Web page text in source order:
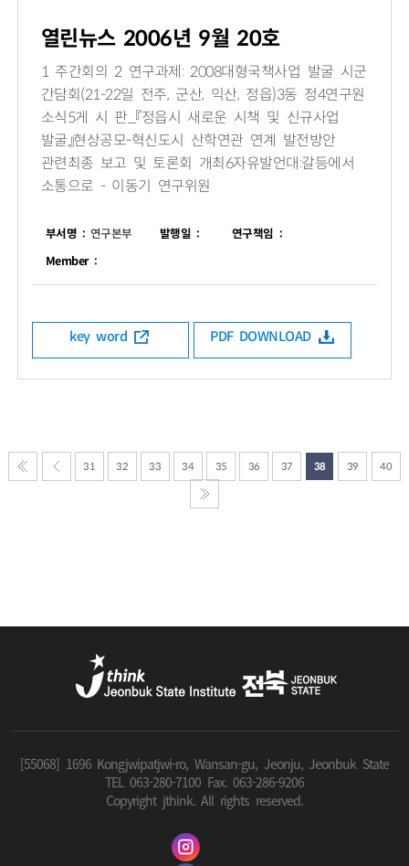
열린뉴스 2006년 9월 20호
1 주간회의 2 연구과제: 2008대형국책사업 발굴 시군
간담회(21-22일 전주, 군산, 익산, 정읍)3동 정4연구원
소식5게 시 판_『정읍시 새로운 시책 및 신규사업
발굴』현상공모-혁신도시 산학연관 연계 발전방안
관련최종 보고 및 토론회 개최6자유발언대:갈등에서
소통으로 - 이동기 연구위원
부서명 : 연구본부 발행일 :
연구책임 :
Member :
key word PDF DOWNLOAD
31 32 33 34 35 36 37 38 39 40
[55068] 1696 Kongjwipatjwi-ro, Wansan-gu, Jeonju, Jeonbuk State
TEL 063-280-7100 Fax. 063-286-9206
Copyright jthink. All rights reserved.